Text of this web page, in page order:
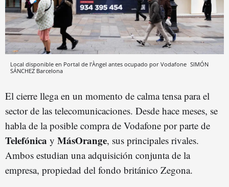
Local disponible en Portal de l’Àngel antes ocupado por Vodafone SIMÓN
SÁNCHEZ Barcelona
El cierre llega en un momento de calma tensa para el
sector de las telecomunicaciones. Desde hace meses, se
habla de la posible compra de Vodafone por parte de
Telefónica y MásOrange, sus principales rivales.
Ambos estudian una adquisición conjunta de la
empresa, propiedad del fondo británico Zegona.